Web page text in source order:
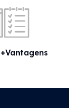
+Vantagens